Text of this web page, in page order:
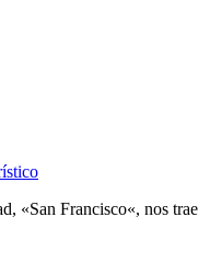
«San Francisco«, nos trae